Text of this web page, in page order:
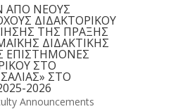
ΑΠΟ ΝΕΟΥΣ
ΔΙΔΑΚΤΟΡΙΚΟΥ
ΤΗΣ ΠΡΑΞΗΣ
ΔΙΔΑΚΤΙΚΗΣ
ΕΠΙΣΤΗΜΟΝΕΣ
ΣΤΟ
ΣΤΟ
2026
Announcements